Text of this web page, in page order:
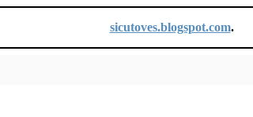
sicutoves.blogspot.com.